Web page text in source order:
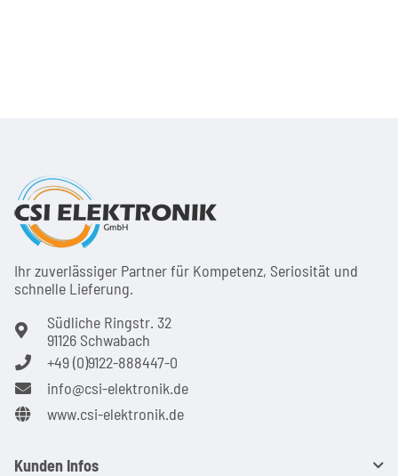
Ihr zuver­läs­siger Partner für Kom­pe­tenz, Seri­osi­tät und
schnel­le Lie­ferung.
Südliche Ringstr. 32
91126 Schwabach
+49 (0)9122-888447-0
info@csi-elektronik.de
www.csi-elektronik.de
Kunden Infos